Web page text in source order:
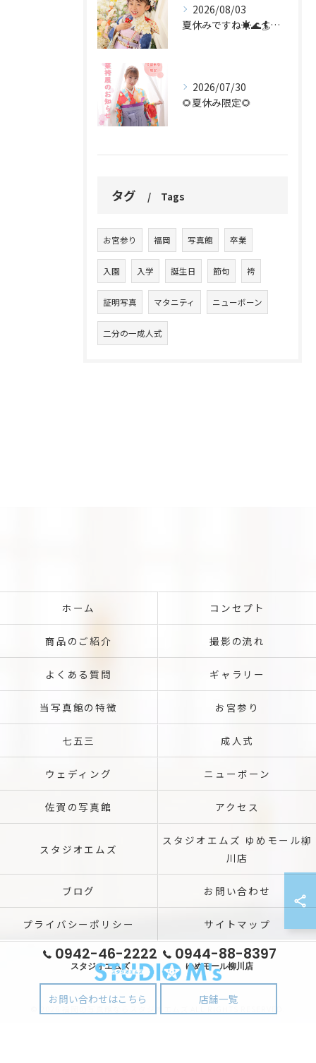
2026/08/03
夏休みですね☀️🌊🏄🌻✨
2026/07/30
🌻夏休み限定🌻
タグ Tags
お宮参り 福岡 写真館 卒業
入園 入学 誕生日 節句 袴
証明写真 マタニティ ニューボーン
二分の一成人式
0942-46-2222
スタジオエムズ
0944-88-8397
ゆめモール柳川店
お問い合わせはこちら 店舗一覧
ホーム コンセプト
商品のご紹介 撮影の流れ
よくある質問 ギャラリー
当写真館の特徴 お宮参り
七五三 成人式
ウェディング ニューボーン
佐賀の写真館 アクセス
スタジオエムズ
スタジオエムズ ゆめモール柳
川店
ブログ お問い合わせ
プライバシーポリシー サイトマップ